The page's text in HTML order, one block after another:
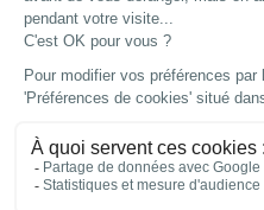
Fiche
Caractéristiques